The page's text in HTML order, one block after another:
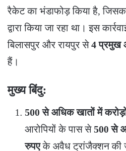
रैकेट का भंडाफोड़ किया है,
द्वारा किया जा रहा था। इस
बिलासपुर और रायपुर से4 प्रमुख
हैं।
मुख्य बिंदु:
500 से अधिक खातों में
आरोपियों के पास से500 से
रुपएके अवैध ट्रांजैक्शन की